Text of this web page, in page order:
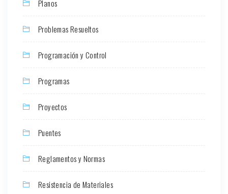
Planos
Problemas Resueltos
Programación y Control
Programas
Proyectos
Puentes
Reglamentos y Normas
Resistencia de Materiales